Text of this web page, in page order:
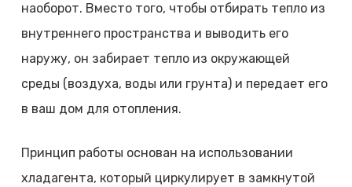
наоборот. Вместо того, чтобы отбирать тепло из
внутреннего пространства и выводить его
наружу, он забирает тепло из окружающей
среды (воздуха, воды или грунта) и передает его
в ваш дом для отопления.
Принцип работы основан на использовании
хладагента, который циркулирует в замкнутой